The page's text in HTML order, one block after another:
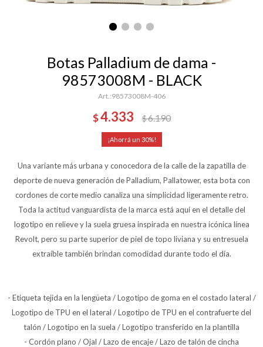
Botas Palladium de dama -
98573008M - BLACK
98573008M-406
$4.333 $6.190
30
Una variante más urbana y conocedora de la calle de la zapatilla de
deporte de nueva generación de Palladium, Pallatower, esta bota con
cordones de corte medio canaliza una simplicidad ligeramente retro.
Toda la actitud vanguardista de la marca está aquí en el detalle del
logotipo en relieve y la suela gruesa inspirada en nuestra icónica línea
Revolt, pero su parte superior de piel de topo liviana y su entresuela
extraíble también brindan comodidad durante todo el día.
- Etiqueta tejida en la lengüeta / Logotipo de goma en el costado lateral /
Logotipo de TPU en el lateral / Logotipo de TPU en el contrafuerte del
talón / Logotipo en la suela / Logotipo transferido en la plantilla
- Cordón plano / Ojal / Lazo de encaje / Lazo de talón de cincha